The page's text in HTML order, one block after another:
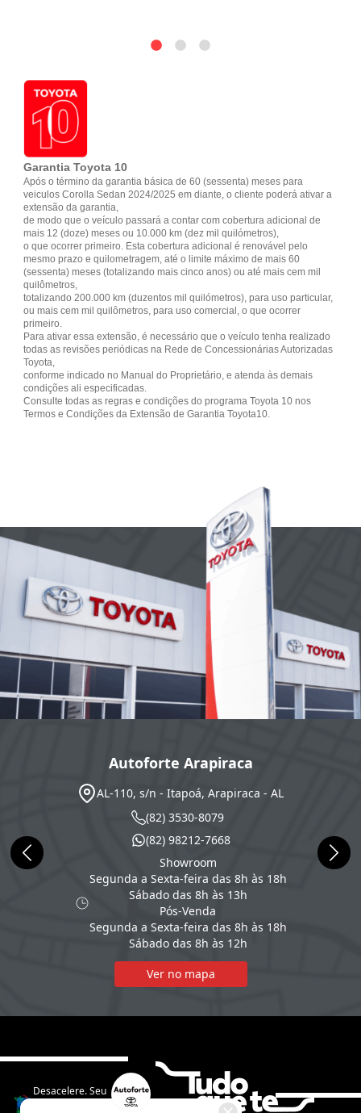
Garantia Toyota 10
Após o término da garantia básica de 60 (sessenta) meses para
veiculos Corolla Sedan 2024/2025 em diante, o cliente poderá ativar a
extensão da garantia,
de modo que o veículo passará a contar com cobertura adicional de
mais 12 (doze) meses ou 10.000 km (dez mil quilómetros),
o que ocorrer primeiro. Esta cobertura adicional é renovável pelo
mesmo prazo e quilometragem, até o limite máximo de mais 60
(sessenta) meses (totalizando mais cinco anos) ou até mais cem mil
quilômetros,
totalizando 200.000 km (duzentos mil quilómetros), para uso particular,
ou mais cem mil quilômetros, para uso comercial, o que ocorrer
primeiro.
Para ativar essa extensão, é necessário que o veículo tenha realizado
todas as revisões periódicas na Rede de Concessionárias Autorizadas
Toyota,
conforme indicado no Manual do Proprietário, e atenda às demais
condições ali especificadas.
Consulte todas as regras e condições do programa Toyota 10 nos
Termos e Condições da Extensão de Garantia Toyota10.
Autoforte Arapiraca
AL-110, s/n - Itapoá, Arapiraca - AL
(82) 3530-8079
(82) 98212-7668
Showroom
Segunda a Sexta-feira das 8h às 18h
Sábado das 8h às 13h
Pós-Venda
Segunda a Sexta-feira das 8h às 18h
Sábado das 8h às 12h
Ver no mapa
Desacelere. Seu